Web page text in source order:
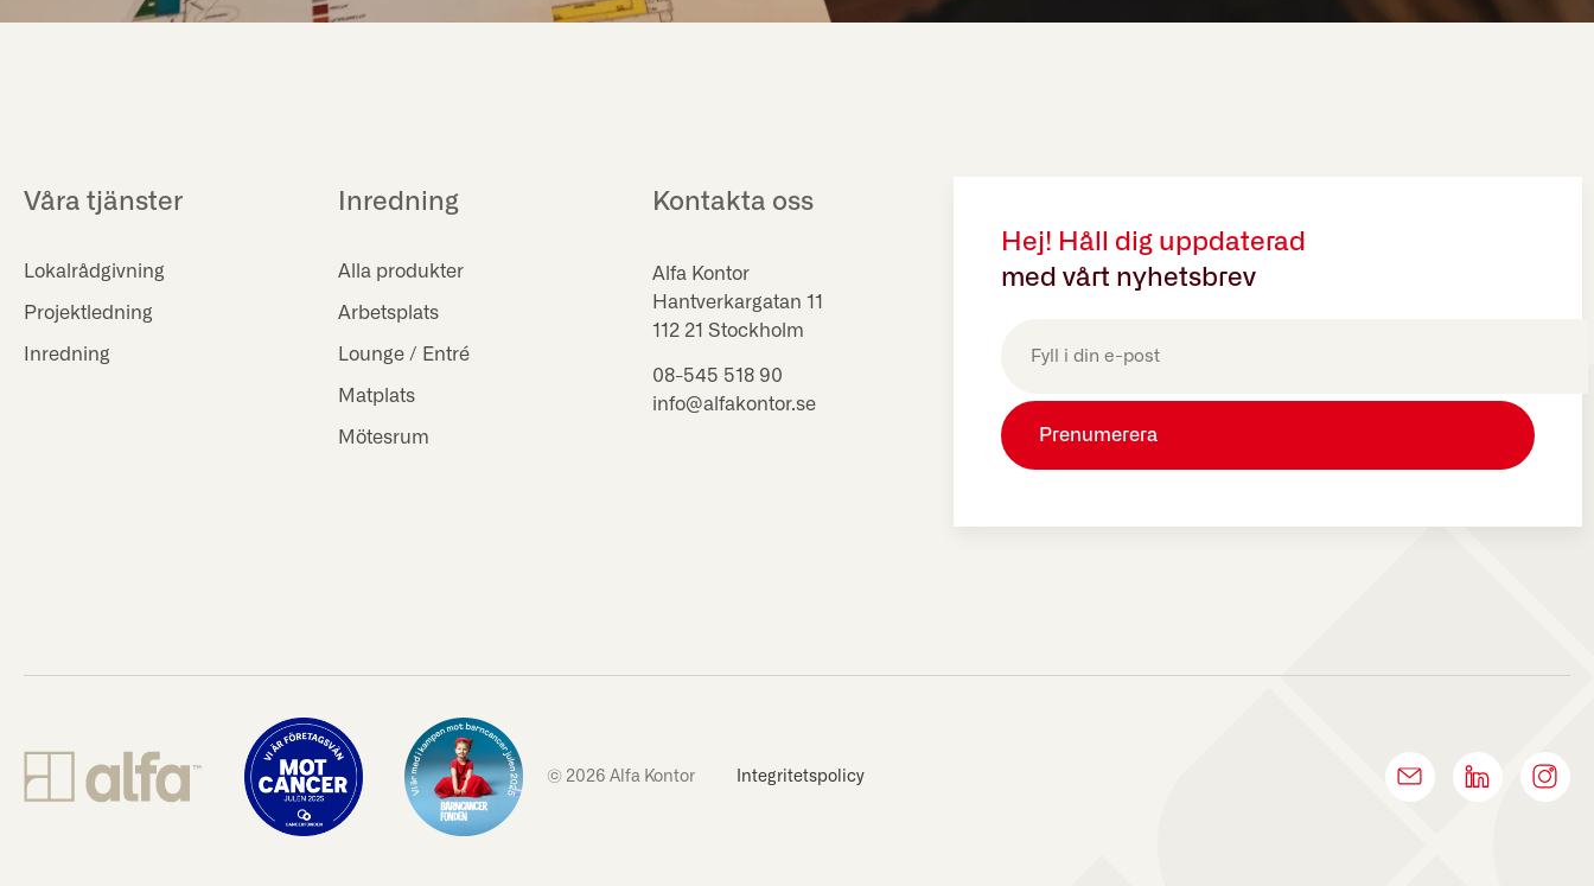
Våra tjänster
Lokalrådgivning
Projektledning
Inredning
Inredning
Alla produkter
Arbetsplats
Lounge / Entré
Matplats
Mötesrum
Kontakta oss
Alfa Kontor
Hantverkargatan 11
112 21 Stockholm
08-545 518 90
info@alfakontor.se
Hej! Håll dig uppdaterad
med vårt nyhetsbrev
post
(Obligatoriskt)
© 2026 Alfa Kontor Integritetspolicy